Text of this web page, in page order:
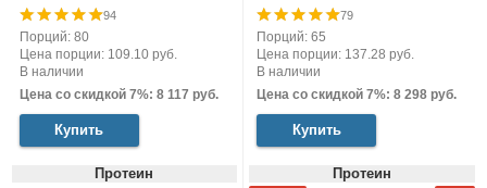
94
Порций: 80
Цена порции: 109.10 руб.
В наличии
Цена со скидкой 7%: 8 117 руб.
Купить
79
Порций: 65
Цена порции: 137.28 руб.
В наличии
Цена со скидкой 7%: 8 298 руб.
Купить
Протеин Протеин